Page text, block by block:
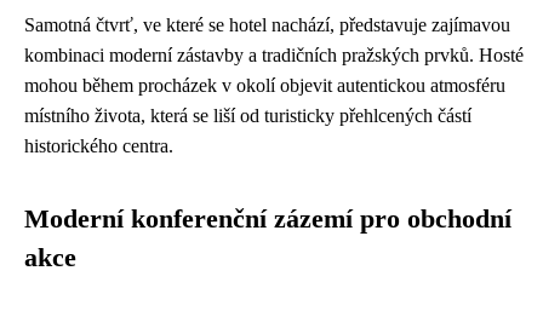
Samotná čtvrť, ve které se hotel nachází, představuje zajímavou
kombinaci moderní zástavby a tradičních pražských prvků. Hosté
mohou během procházek v okolí objevit autentickou atmosféru
místního života, která se liší od turisticky přehlcených částí
historického centra.
Moderní konferenční zázemí pro obchodní
akce